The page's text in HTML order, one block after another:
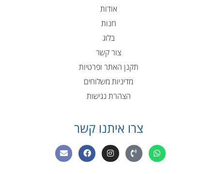
אודות
חנות
בלוג
צור קשר
תקנן האתר ופרטיות
מדיניות משלוחים
הצהרת נגישות
צרו איתנו קשר
W
h
a
P
h
o
I
n
s
F
a
c
E
n
v